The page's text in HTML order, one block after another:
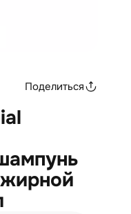
Поделиться